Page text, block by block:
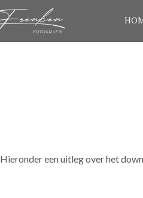
Hieronder een uitleg over het